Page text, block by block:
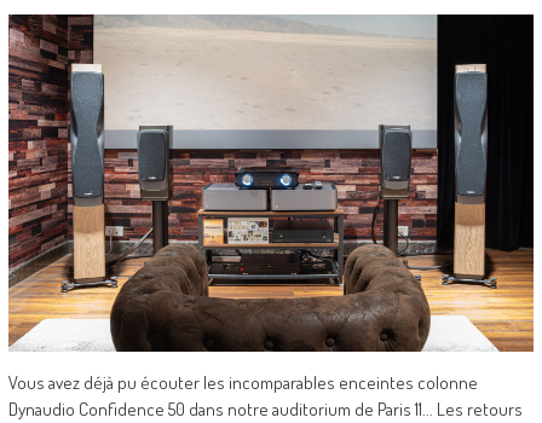
Vous avez déjà pu écouter les incomparables enceintes colonne
Dynaudio Confidence 50 dans notre auditorium de Paris 11... Les retours